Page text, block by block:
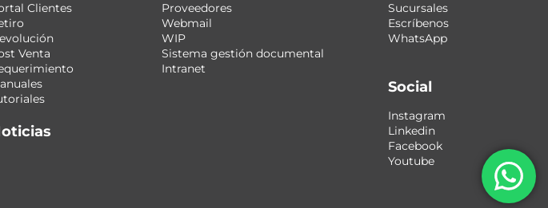
Clientes
Venta
Proveedores
Webmail
WIP
Sistema gestión documental
Intranet
Sucursales
Escríbenos
WhatsApp
Social
Instagram
Linkedin
Facebook
Youtube